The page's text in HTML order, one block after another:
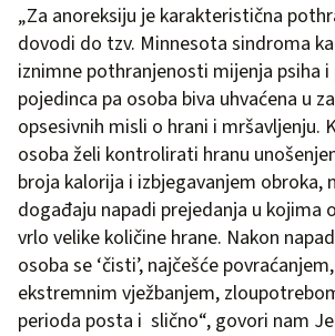
„Za anoreksiju je karakteristična
dovodi do tzv. Minnesota sindroma
iznimne pothranjenosti mijenja psiha i
pojedinca pa osoba biva uhvaćena u
opsesivnih misli o hrani i mršavljenju.
osoba želi kontrolirati hranu
broja kalorija i izbjegavanjem obroka,
događaju napadi prejedanja u kojima
vrlo velike količine hrane. Nakon
osoba se ‘čisti’, najčešće
ekstremnim vježbanjem,
perioda posta i slično“, govori nam